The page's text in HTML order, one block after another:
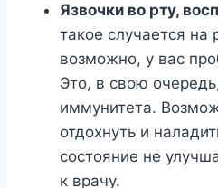
Язвочки во рту,
такое случается на
возможно, у вас
Это, в свою
иммунитета.
отдохнуть и
состояние не
к врачу.